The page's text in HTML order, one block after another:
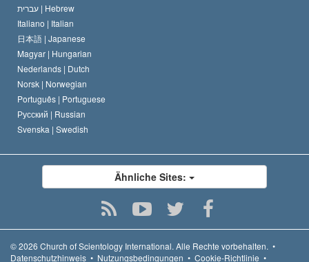
עברית | Hebrew
Italiano | Italian
日本語 | Japanese
Magyar | Hungarian
Nederlands | Dutch
Norsk | Norwegian
Português | Portuguese
Русский | Russian
Svenska | Swedish
Ähnliche Sites:
© 2026 Church of Scientology International. Alle Rechte vorbehalten. •
Datenschutzhinweis • Nutzungsbedingungen • Cookie-Richtlinie •